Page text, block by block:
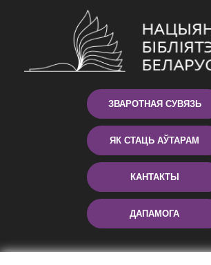
ЗВАРОТНАЯ СУВЯЗЬ
ЯК СТАЦЬ АЎТАРАМ
КАНТАКТЫ
ДАПАМОГА